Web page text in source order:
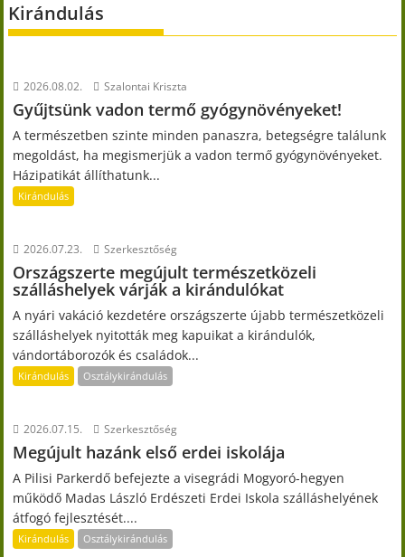
Kirándulás
2026.08.02. Szalontai Kriszta
Gyűjtsünk vadon termő gyógynövényeket!
A természetben szinte minden panaszra, betegségre találunk
megoldást, ha megismerjük a vadon termő gyógynövényeket.
Házipatikát állíthatunk...
Kirándulás
2026.07.23. Szerkesztőség
Országszerte megújult természetközeli
szálláshelyek várják a kirándulókat
A nyári vakáció kezdetére országszerte újabb természetközeli
szálláshelyek nyitották meg kapuikat a kirándulók,
vándortáborozók és családok...
Kirándulás Osztálykirándulás
2026.07.15. Szerkesztőség
Megújult hazánk első erdei iskolája
A Pilisi Parkerdő befejezte a visegrádi Mogyoró-hegyen
működő Madas László Erdészeti Erdei Iskola szálláshelyének
átfogó fejlesztését....
Kirándulás Osztálykirándulás